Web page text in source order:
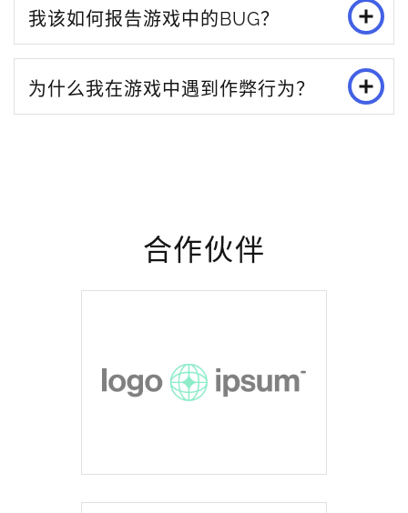
我该如何报告游戏中的BUG？
为什么我在游戏中遇到作弊行为？
合作伙伴